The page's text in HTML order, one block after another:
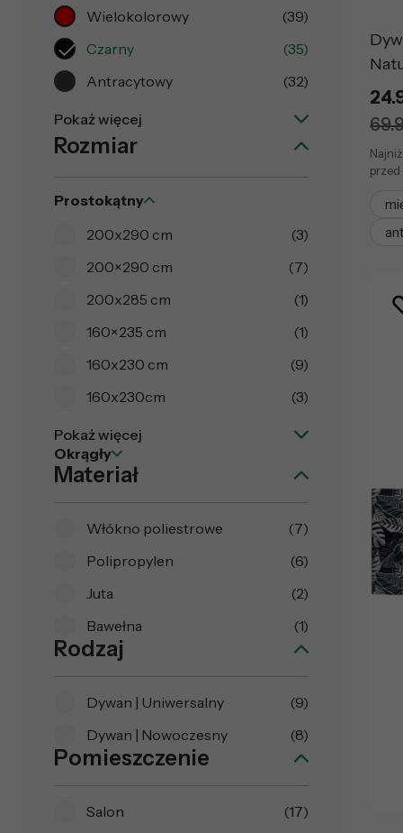
Wielokolorowy
(39)
Czarny
(35)
Antracytowy
(32)
Pokaż więcej
Rozmiar
Prostokątny
200x290 cm
(3)
200×290 cm
(7)
200x285 cm
(1)
160×235 cm
(1)
160x230 cm
(9)
160x230cm
(3)
Pokaż więcej
Okrągły
Materiał
Włókno poliestrowe
(7)
Polipropylen
(6)
Juta
(2)
Bawełna
(1)
Rodzaj
Dywan | Uniwersalny
(9)
Dywan | Nowoczesny
(8)
Pomieszczenie
Salon
(17)
przed